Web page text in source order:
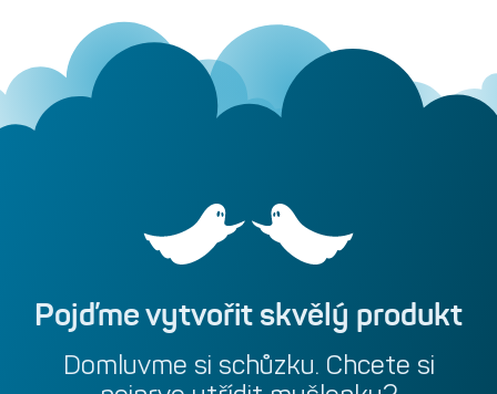
Pojďmevytvořit skvělý produkt
Domluvme si schůzku. Chcete si